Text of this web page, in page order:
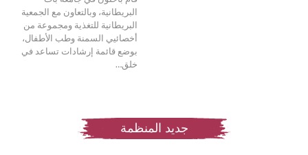
البريطانية، وبالتعاون مع الجمعية
البريطانية للتغذية ومجموعة من
أخصائيي السمنة وطب الأطفال،
بوضع قائمة إرشادات تساعد في
خلق…
جديد المنظمة